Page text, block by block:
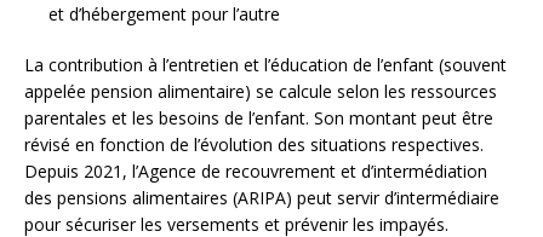
et d’hébergement pour l’autre
La contribution à l’entretien et l’éducation de l’enfant (souvent
appelée pension alimentaire) se calcule selon les ressources
parentales et les besoins de l’enfant. Son montant peut être
révisé en fonction de l’évolution des situations respectives.
Depuis 2021, l’Agence de recouvrement et d’intermédiation
des pensions alimentaires (ARIPA) peut servir d’intermédiaire
pour sécuriser les versements et prévenir les impayés.